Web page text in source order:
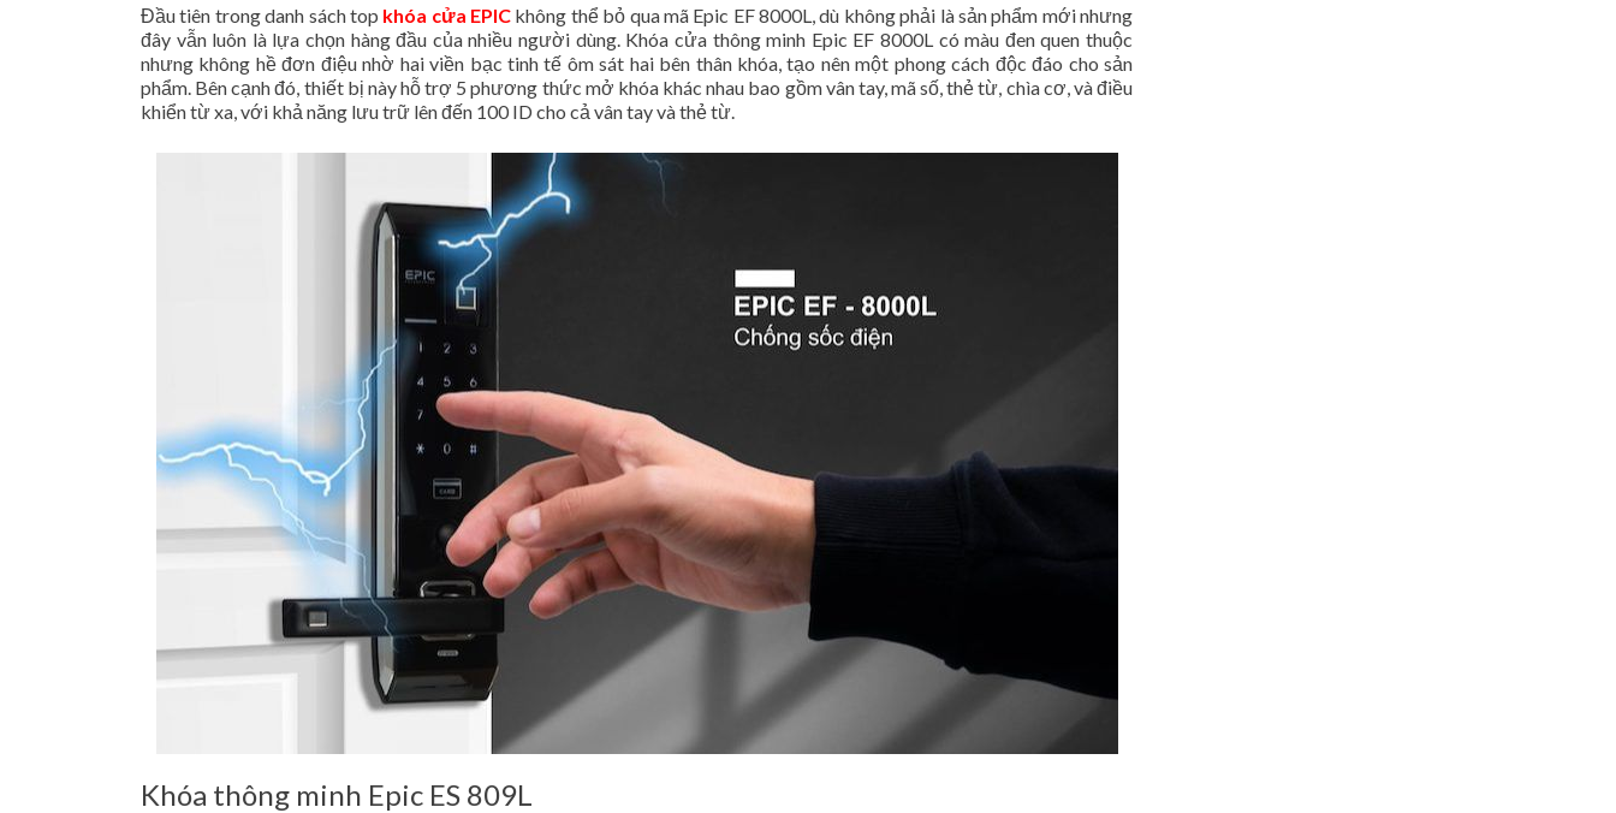
Đầu tiên trong danh sách top khóa cửa EPIC không thể bỏ qua mã Epic EF 8000L, dù không phải là sản phẩm mới nhưng
đây vẫn luôn là lựa chọn hàng đầu của nhiều người dùng. Khóa cửa thông minh Epic EF 8000L có màu đen quen thuộc
nhưng không hề đơn điệu nhờ hai viền bạc tinh tế ôm sát hai bên thân khóa, tạo nên một phong cách độc đáo cho sản
phẩm. Bên cạnh đó, thiết bị này hỗ trợ 5 phương thức mở khóa khác nhau bao gồm vân tay, mã số, thẻ từ, chìa cơ, và điều
khiển từ xa, với khả năng lưu trữ lên đến 100 ID cho cả vân tay và thẻ từ.
Khóa thông minh Epic ES 809L